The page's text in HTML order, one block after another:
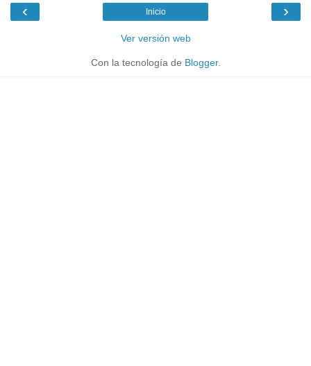
‹ ›
Inicio
Ver versión web
Con la tecnología de Blogger.